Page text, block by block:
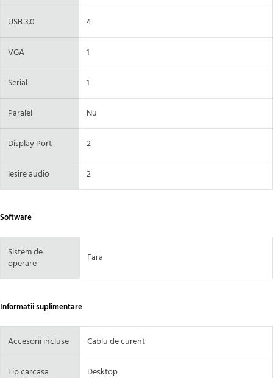
USB 3.0 4
VGA 1
Serial 1
Paralel Nu
Display Port 2
Iesire audio 2
Software
Sistem de
operare
Fara
Informatii suplimentare
Accesorii incluse Cablu de curent
Tip carcasa Desktop